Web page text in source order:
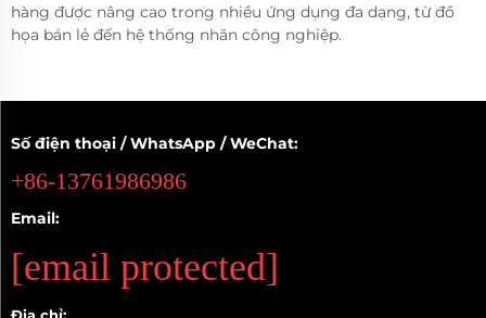
hàng được nâng cao trong nhiều ứng dụng đa dạng, từ đồ
họa bán lẻ đến hệ thống nhãn công nghiệp.
Số điện thoại / WhatsApp / WeChat:
+86-13761986986
Email:
[email protected]